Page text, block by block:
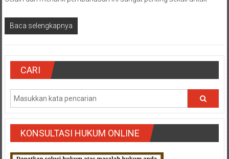
Mediasi/
Yogyakarta/Bantul/Sleman/Gunung
Kidul/Wonosari/Wates/Kulonprogo/
Yogyakarta/Jogja/
kalten/Solo/
Purwakarta,
Sukoharjo/
Semarang/
Batang/Brebes/
Purworejo,
Kebumen/Magelang/Temanggung/Mungkid/Demak/
Batu/
Baca selengkapnya
CARI
KONSULTASI HUKUM ONLINE